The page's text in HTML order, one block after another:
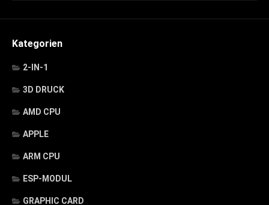
Kategorien
2-IN-1
3D DRUCK
AMD CPU
APPLE
ARM CPU
ESP-MODUL
GRAPHIC CARD